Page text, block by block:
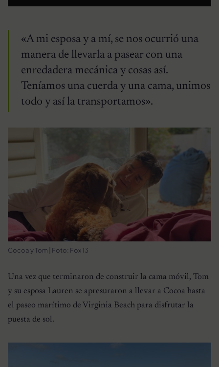
«A mi esposa y a mí, se nos ocurrió una
manera de llevarla a pasear con una
enredadera mecánica y cosas así.
Teníamos una cuerda y una cama, unimos
todo y así la transportamos».
Cocoa y Tom | Foto: Fox 13
Una vez que terminaron de construir la cama móvil, Tom
y su esposa Lauren se apresuraron a llevar a Cocoa hasta
el paseo marítimo de Virginia Beach para disfrutar la
puesta de sol.